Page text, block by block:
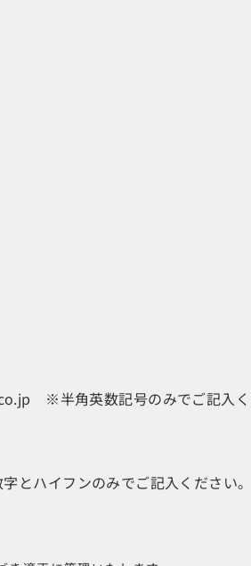
※半角英数記号のみでご記入く
ハイフンのみでご記入ください。